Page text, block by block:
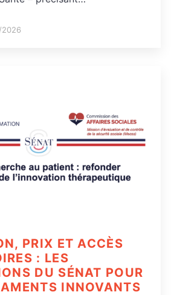
PRIX ET ACCÈS
: LES
DU SÉNAT POUR
INNOVANTS